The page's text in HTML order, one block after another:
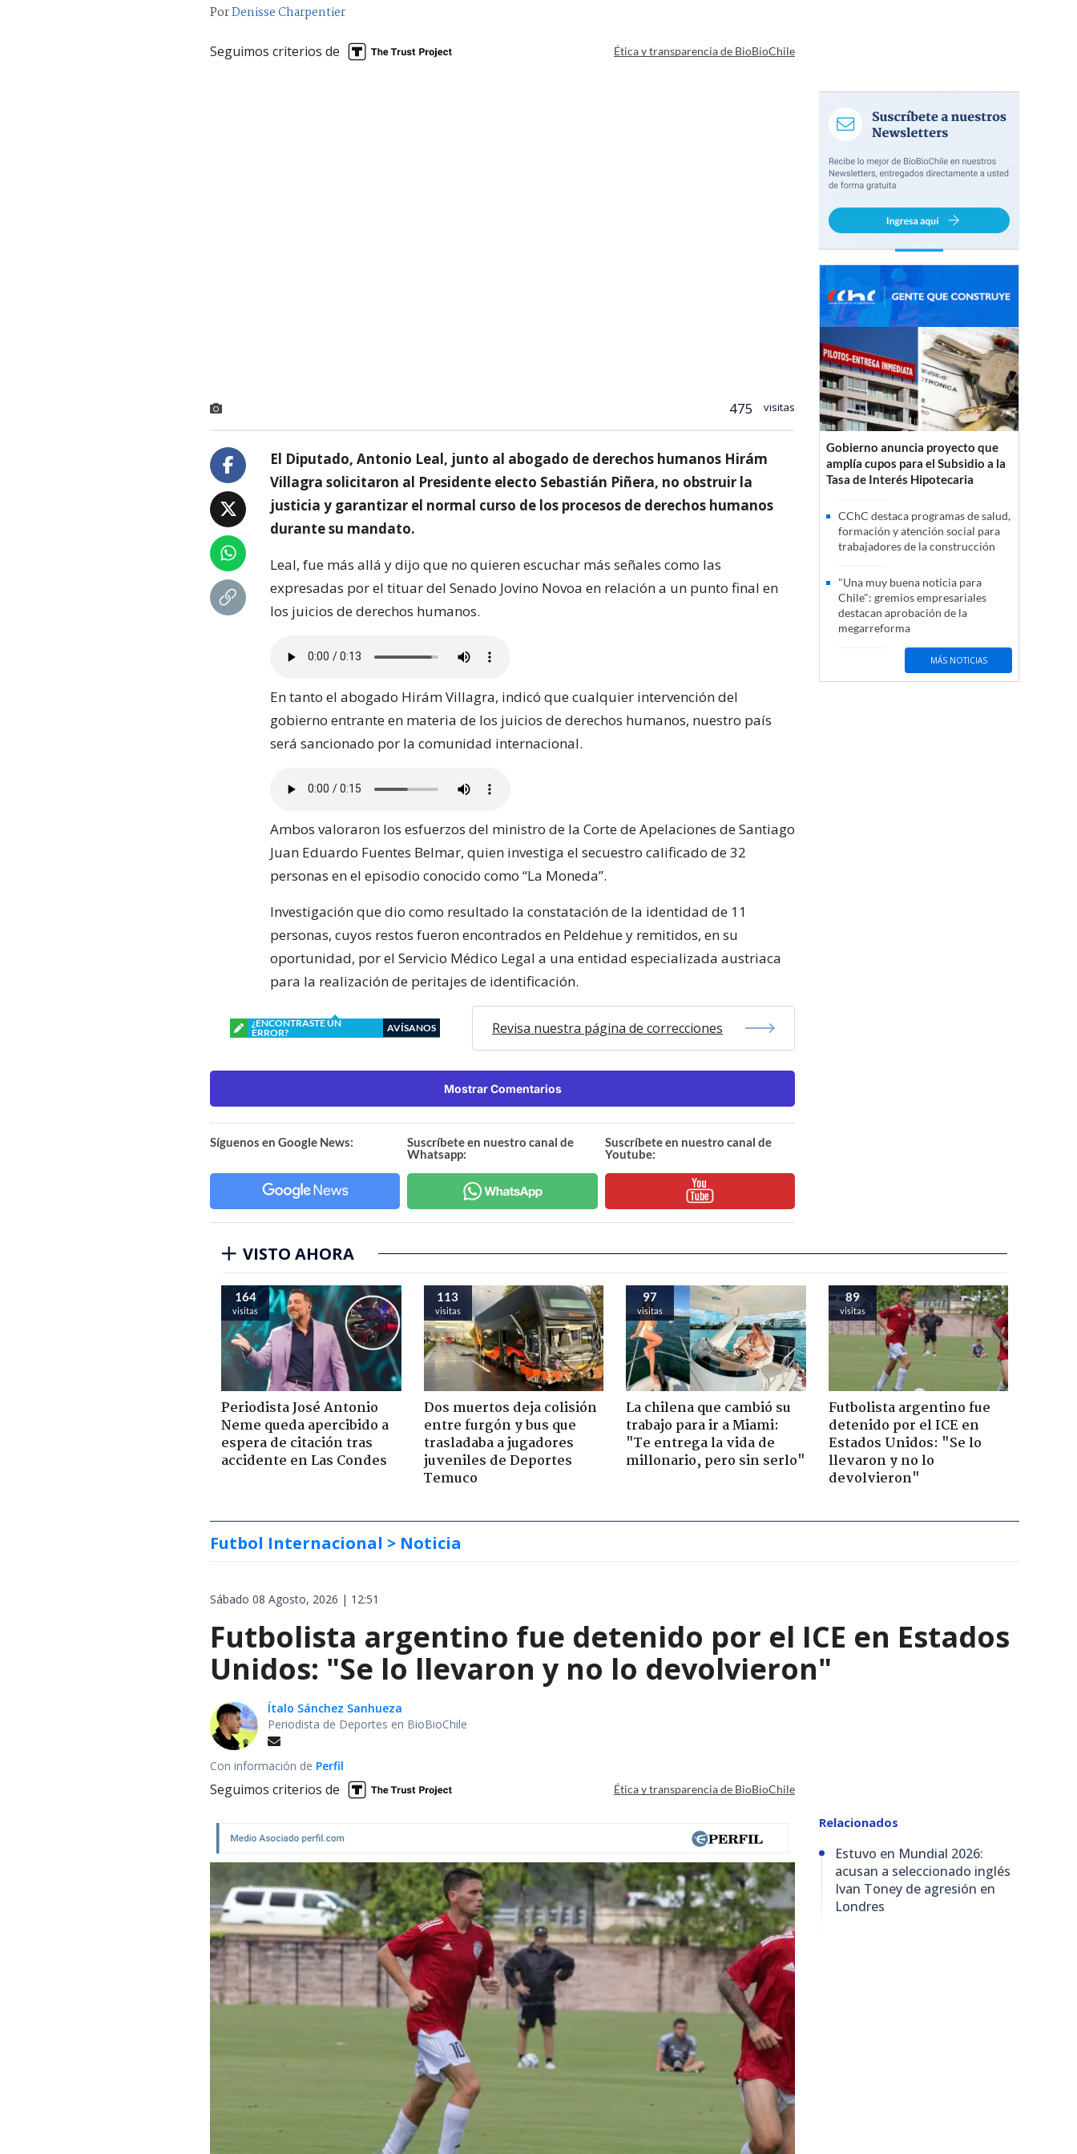
PorDenisse Charpentier
Seguimos criterios de Ética y transparencia de BioBioChile
475 visitas
El Diputado, Antonio Leal, junto al abogado de derechos humanos Hirám
Villagra solicitaron al Presidente electo Sebastián Piñera, no obstruir la
justicia y garantizar el normal curso de los procesos de derechos humanos
durante su mandato.
Leal, fue más allá y dijo que no quieren escuchar más señales como las
expresadas por el tituar del Senado Jovino Novoa en relación a un punto final en
los juicios de derechos humanos.
En tanto el abogado Hirám Villagra, indicó que cualquier intervención del
gobierno entrante en materia de los juicios de derechos humanos, nuestro país
será sancionado por la comunidad internacional.
Ambos valoraron los esfuerzos del ministro de la Corte de Apelaciones de Santiago
Juan Eduardo Fuentes Belmar, quien investiga el secuestro calificado de 32
personas en el episodio conocido como “La Moneda”.
Investigación que dio como resultado la constatación de la identidad de 11
personas, cuyos restos fueron encontrados en Peldehue y remitidos, en su
oportunidad, por el Servicio Médico Legal a una entidad especializada austriaca
para la realización de peritajes de identificación.
¿ENCONTRASTE UN
ERROR?
AVÍSANOS Revisa nuestra página de correcciones
Mostrar Comentarios
Síguenos en Google News:
Suscríbete en nuestro canal de
Whatsapp:
Suscríbete en nuestro canal de
Youtube:
Gobierno anuncia proyecto que
amplía cupos para el Subsidio a la
Tasa de Interés Hipotecaria
CChC destaca programas de salud,
formación y atención social para
trabajadores de la construcción
"Una muy buena noticia para
Chile": gremios empresariales
destacan aprobación de la
megarreforma
MÁS NOTICIAS
VISTO AHORA
164
visitas
Periodista José Antonio
Neme queda apercibido a
espera de citación tras
accidente en Las Condes
113
visitas
Dos muertos deja colisión
entre furgón y bus que
trasladaba a jugadores
juveniles de Deportes
Temuco
97
visitas
La chilena que cambió su
trabajo para ir a Miami:
"Te entrega la vida de
millonario, pero sin serlo"
89
visitas
Futbolista argentino fue
detenido por el ICE en
Estados Unidos: "Se lo
llevaron y no lo
devolvieron"
Futbol Internacional > Noticia
Sábado 08 Agosto, 2026 | 12:51
Futbolista argentino fue detenido por el ICE en Estados
Unidos: "Se lo llevaron y no lo devolvieron"
Ítalo Sánchez Sanhueza
Periodista de Deportes en BioBioChile
Con información de Perfil
Seguimos criterios de Ética y transparencia de BioBioChile
Relacionados
Estuvo en Mundial 2026:
acusan a seleccionado inglés
Ivan Toney de agresión en
Londres